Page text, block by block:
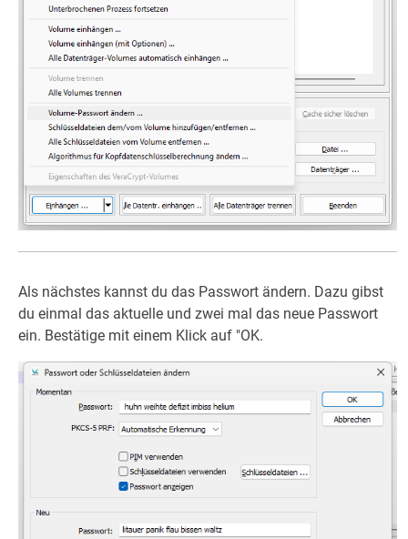
Als nächstes kannst du das Passwort ändern. Dazu gibst
du einmal das aktuelle und zwei mal das neue Passwort
ein. Bestätige mit einem Klick auf "OK.